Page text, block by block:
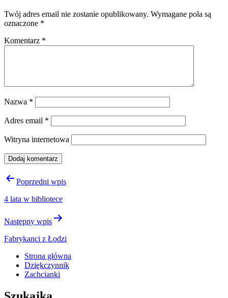
Twój adres email nie zostanie opublikowany. Wymagane pola są
oznaczone *
Komentarz *
Nazwa *
Adres email *
Witryna internetowa
Nawigacja
Poprzedni wpis
4 lata w bibliotece
Następny wpis
Fabrykanci z Łodzi
Strona główna
Dziękczynnik
Zachcianki